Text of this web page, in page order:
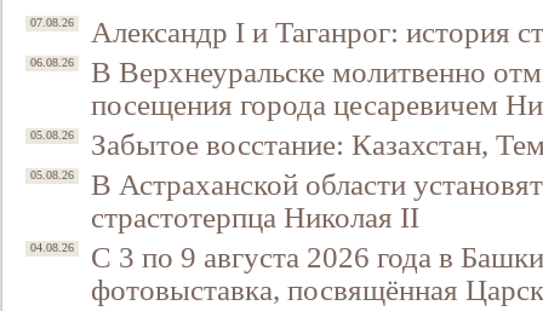
07.08.26 Александр I и Таганрог: история
06.08.26
В Верхнеуральске молитвенно
посещения города цесаревичем
05.08.26 Забытое восстание: Казахстан,
05.08.26
В Астраханской области
страстотерпца Николая II
04.08.26
С 3 по 9 августа 2026 года в
фотовыставка, посвящённая